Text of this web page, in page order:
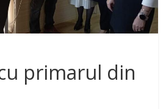
primarul din